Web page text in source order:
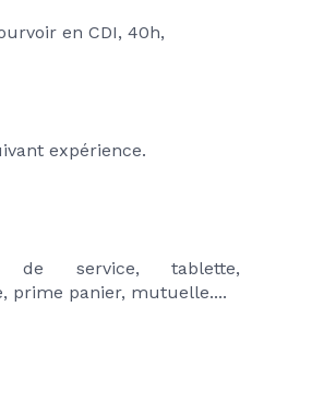
en CDI, 40h,
expérience.
de service, tablette,
prime panier, mutuelle....